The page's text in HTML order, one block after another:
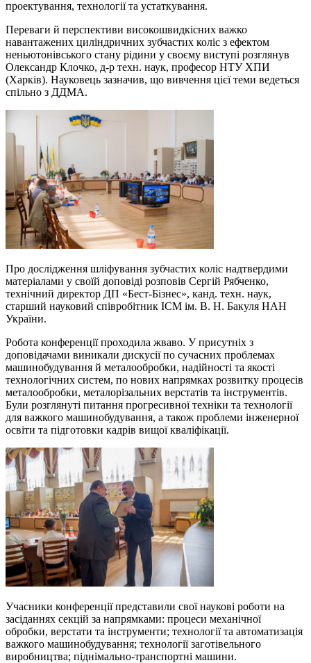
проектування, технології та устаткування.
Переваги й перспективи високошвидкісних важко
навантажених циліндричних зубчастих коліс з ефектом
неньютонівського стану рідини у своєму виступі розглянув
Олександр Клочко, д-р техн. наук, професор НТУ ХПИ
(Харків). Науковець зазначив, що вивчення цієї теми ведеться
спільно з ДДМА.
Про дослідження шліфування зубчастих коліс надтвердими
матеріалами у своїй доповіді розповів Сергій Рябченко,
технічний директор ДП «Бест-Бізнес», канд. техн. наук,
старший науковий співробітник ІСМ ім. В. Н. Бакуля НАН
України.
Робота конференції проходила жваво. У присутніх з
доповідачами виникали дискусії по сучасних проблемах
машинобудування й металообробки, надійності та якості
технологічних систем, по нових напрямках розвитку процесів
металообробки, металорізальних верстатів та інструментів.
Були розглянуті питання прогресивної техніки та технології
для важкого машинобудування, а також проблеми інженерної
освіти та підготовки кадрів вищої кваліфікації.
Учасники конференції представили свої наукові роботи на
засіданнях секцій за напрямками: процеси механічної
обробки, верстати та інструменти; технології та автоматизація
важкого машинобудування; технології заготівельного
виробництва; піднімально-транспортні машини.